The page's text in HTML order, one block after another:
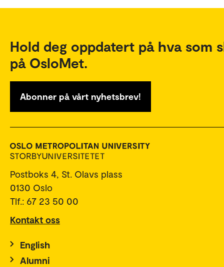
Hold deg oppdatert på hva som
på OsloMet.
Abonner på vårt nyhetsbrev!
Postboks 4, St. Olavs plass
0130 Oslo
Tlf.: 67 23 50 00
Kontakt oss
English
Alumni